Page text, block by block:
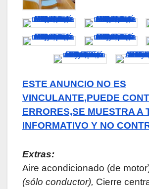
ESTE ANUNCIO NO ES
VINCULANTE,PUEDE
ERRORES,SE MUESTRA A
INFORMATIVO Y NO
Extras:
Aire acondicionado (de
(sólo conductor), Cierre